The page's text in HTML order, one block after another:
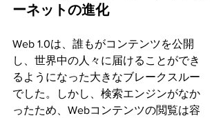
ーネットの進化
Web 1.0は、誰もがコンテンツを公開
し、世界中の人々に届けることができ
るようになった大きなブレークスルー
でした。しかし、検索エンジンがなか
ったため、Webコンテンツの閲覧は容